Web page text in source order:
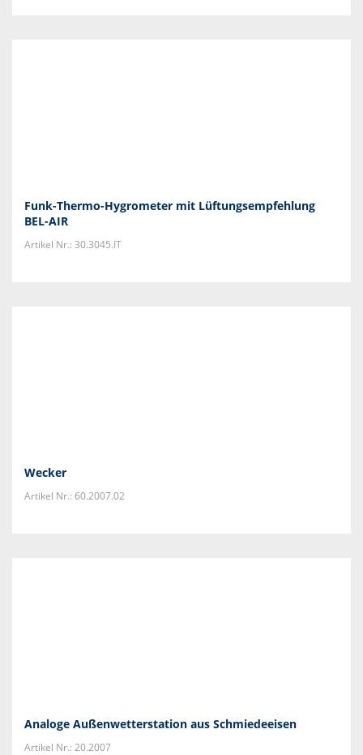
Funk-Thermo-Hygrometer mit Lüftungsempfehlung
BEL-AIR
Artikel Nr.: 30.3045.IT
Wecker
Artikel Nr.: 60.2007.02
Analoge Außenwetterstation aus Schmiedeeisen
Artikel Nr.: 20.2007